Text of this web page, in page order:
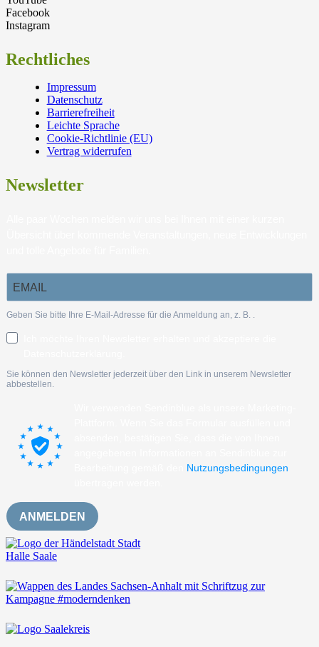
Facebook
Instagram
Rechtliches
Impressum
Datenschutz
Barrierefreiheit
Leichte Sprache
Cookie-Richtlinie (EU)
Vertrag widerrufen
Newsletter
Geben Sie bitte Ihre E-Mail-Adresse für die Anmeldung an, z. B. .
Sie können den Newsletter jederzeit über den Link in unserem Newsletter
abbestellen.
Nutzungsbedingungen
ANMELDEN